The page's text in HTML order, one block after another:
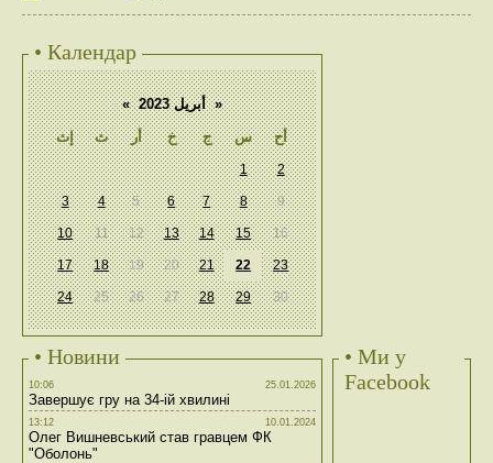
• Календар
« أبريل 2023 »
إث
ث أر خ ج س أح
1 2
3 4 5 6 7 8 9
10 11 12 13 14 15 16
17 18 19 20 21 22 23
24 25 26 27 28 29 30
• Новини
10:06 25.01.2026
Завершує гру на 34-ій хвилині
13:12 10.01.2024
Олег Вишневський став гравцем ФК
"Оболонь"
• Ми у
Facebook